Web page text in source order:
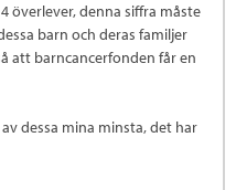
överlever, denna siffra måste
barn och deras familjer
att barncancerfonden får en
dessa mina minsta, det har